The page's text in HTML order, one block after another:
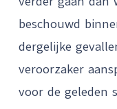
beschouwd
dergelijke
veroorzaker
voor de geleden